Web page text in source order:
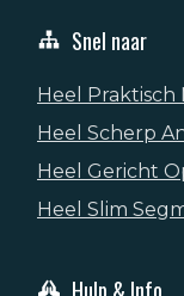
Snel naar
Heel Praktisch
Heel Scherp
Heel Gericht
Heel Slim